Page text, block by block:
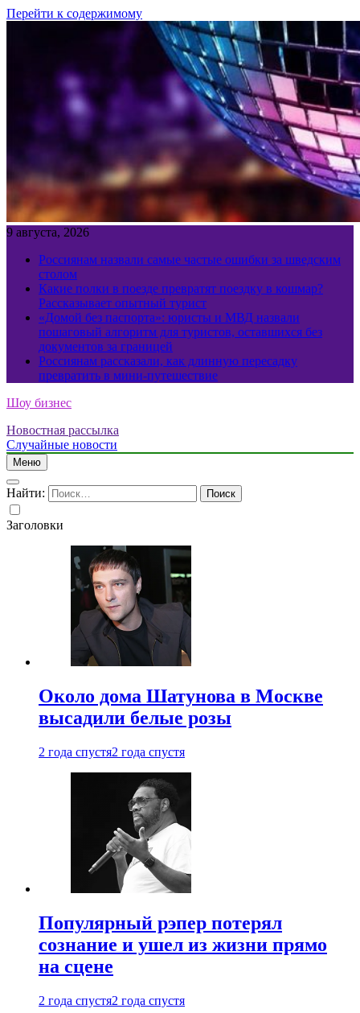
Перейти к содержимому
9 августа, 2026
Россиянам назвали самые частые ошибки за шведским
столом
Какие полки в поезде превратят поездку в кошмар?
Рассказывает опытный турист
«Домой без паспорта»: юристы и МВД назвали
пошаговый алгоритм для туристов, оставшихся без
документов за границей
Россиянам рассказали, как длинную пересадку
превратить в мини-путешествие
Шоу бизнес
Новостная рассылка
Случайные новости
Меню
Найти:
Заголовки
Около дома Шатунова в Москве
высадили белые розы
2 года спустя2 года спустя
Популярный рэпер потерял
сознание и ушел из жизни прямо
на сцене
2 года спустя2 года спустя